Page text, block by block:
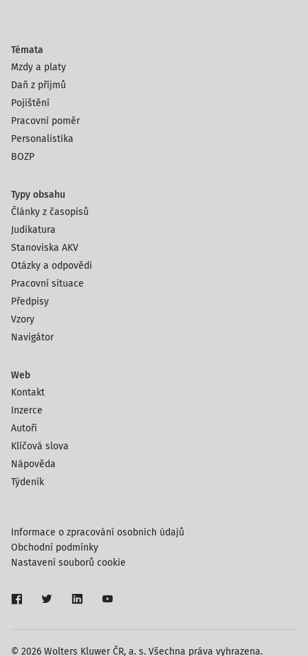
Témata
Mzdy a platy
Daň z příjmů
Pojištění
Pracovní poměr
Personalistika
BOZP
Typy obsahu
Články z časopisů
Judikatura
Stanoviska AKV
Otázky a odpovědi
Pracovní situace
Předpisy
Vzory
Navigátor
Web
Kontakt
Inzerce
Autoři
Klíčová slova
Nápověda
Týdeník
© 2026 Wolters Kluwer ČR, a. s. Všechna práva vyhrazena.
Informace o zpracování osobních údajů
Obchodní podmínky
Nastavení souborů cookie